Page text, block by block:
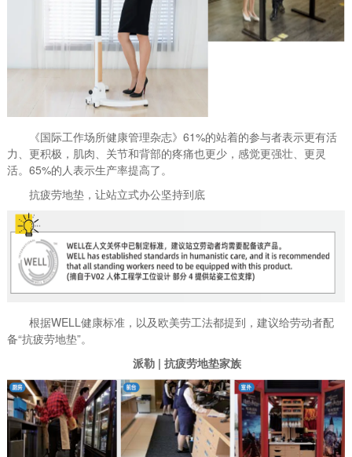
《国际工作场所健康管理杂志》61%的站着的参与者表示更有活
力、更积极，肌肉、关节和背部的疼痛也更少，感觉更强壮、更灵
活。65%的人表示生产率提高了。
抗疲劳地垫，让站立式办公坚持到底
根据WELL健康标准，以及欧美劳工法都提到，建议给劳动者配
备“抗疲劳地垫”。
派勒 | 抗疲劳地垫家族